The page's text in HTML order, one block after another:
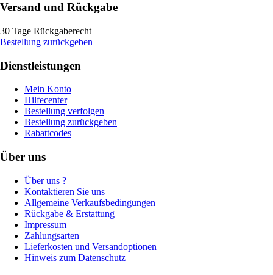
Versand und Rückgabe
30 Tage Rückgaberecht
Bestellung zurückgeben
Dienstleistungen
Mein Konto
Hilfecenter
Bestellung verfolgen
Bestellung zurückgeben
Rabattcodes
Über uns
Über uns ?
Kontaktieren Sie uns
Allgemeine Verkaufsbedingungen
Rückgabe & Erstattung
Impressum
Zahlungsarten
Lieferkosten und Versandoptionen
Hinweis zum Datenschutz